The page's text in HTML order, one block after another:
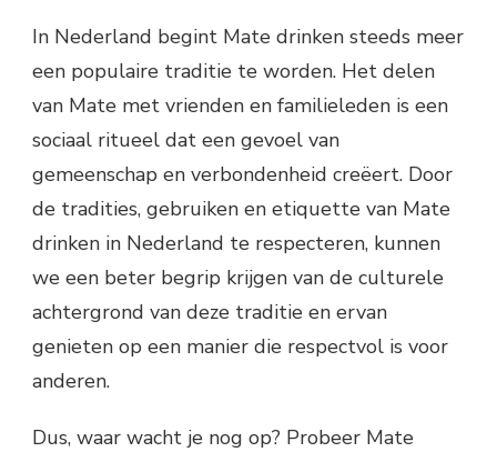
In Nederland begint Mate drinken steeds meer
een populaire traditie te worden. Het delen
van Mate met vrienden en familieleden is een
sociaal ritueel dat een gevoel van
gemeenschap en verbondenheid creëert. Door
de tradities, gebruiken en etiquette van Mate
drinken in Nederland te respecteren, kunnen
we een beter begrip krijgen van de culturele
achtergrond van deze traditie en ervan
genieten op een manier die respectvol is voor
anderen.
Dus, waar wacht je nog op? Probeer Mate